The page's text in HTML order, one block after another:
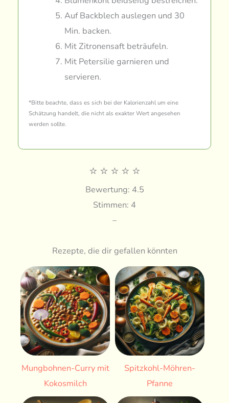
Auf Backblech auslegen und 30
Min. backen.
Mit Zitronensaft beträufeln.
Mit Petersilie garnieren und
servieren.
*Bitte beachte, dass es sich bei der Kalorienzahl um eine
Schätzung handelt, die nicht als exakter Wert angesehen
werden sollte.
⭐ ⭐ ⭐ ⭐ ⭐
Bewertung: 4.5
Stimmen: 4
–
Rezepte, die dir gefallen könnten
Mungbohnen-Curry mit
Kokosmilch
Spitzkohl-Möhren-
Pfanne